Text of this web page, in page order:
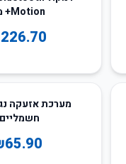
Motion+ מבית Anker
226.70
מערכת אזעקה
חשמליים
65.90